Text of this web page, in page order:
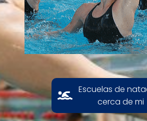
Escuelas de
cerca de mi